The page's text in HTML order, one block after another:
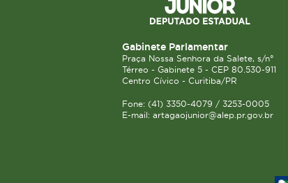
Gabinete Parlamentar
Praça Nossa Senhora da Salete, s/n°
Térreo - Gabinete 5 - CEP 80.530-911
Centro Cívico - Curitiba/PR
Fone: (41) 3350-4079 / 3253-0005
E-mail: artagaojunior@alep.pr.gov.br